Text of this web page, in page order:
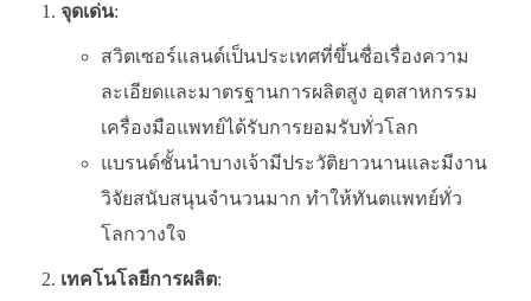
จุดเด่น:
สวิตเซอร์แลนด์เป็นประเทศที่ขึ้นชื่อเรื่องความ
ละเอียดและมาตรฐานการผลิตสูง อุตสาหกรรม
เครื่องมือแพทย์ได้รับการยอมรับทั่วโลก
แบรนด์ชั้นนำบางเจ้ามีประวัติยาวนานและมีงาน
วิจัยสนับสนุนจำนวนมาก ทำให้ทันตแพทย์ทั่ว
โลกวางใจ
เทคโนโลยีการผลิต: